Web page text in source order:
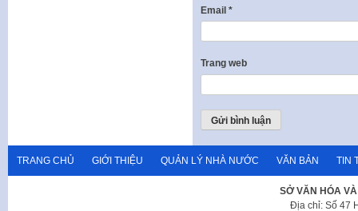
Email *
Trang web
TRANG CHỦ GIỚI THIỆU QUẢN LÝ NHÀ NƯỚC VĂN BẢN TIN
SỞ VĂN HÓA
Địa chỉ: Số 47